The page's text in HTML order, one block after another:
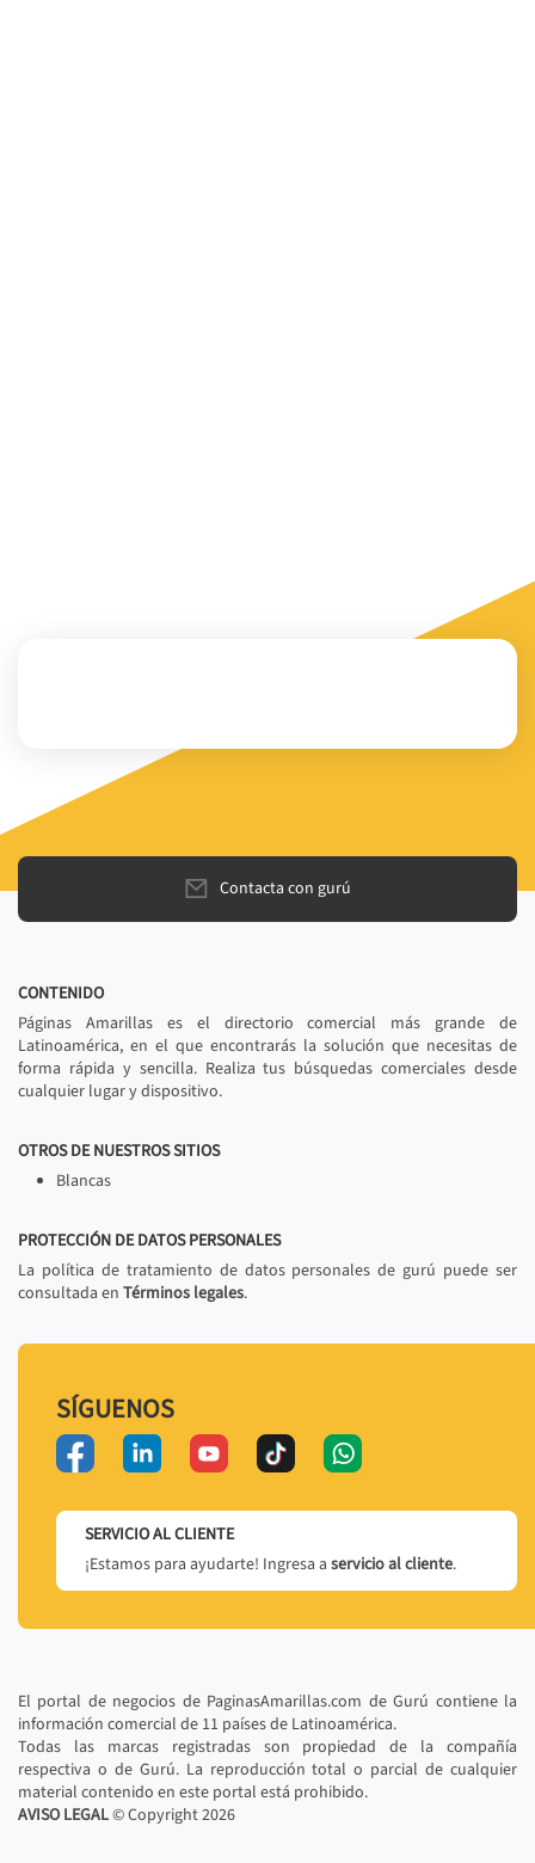
Contacta con gurú
CONTENIDO
Páginas Amarillas es el directorio comercial más grande de
Latinoamérica, en el que encontrarás la solución que necesitas de
forma rápida y sencilla. Realiza tus búsquedas comerciales desde
cualquier lugar y dispositivo.
OTROS DE NUESTROS SITIOS
Blancas
PROTECCIÓN DE DATOS PERSONALES
La política de tratamiento de datos personales de gurú puede ser
consultada en Términos legales.
SÍGUENOS
SERVICIO AL CLIENTE
¡Estamos para ayudarte! Ingresa a servicio al cliente.
El portal de negocios de PaginasAmarillas.com de Gurú contiene la
información comercial de 11 países de Latinoamérica.
Todas las marcas registradas son propiedad de la compañía
respectiva o de Gurú. La reproducción total o parcial de cualquier
material contenido en este portal está prohibido.
AVISO LEGAL© Copyright2026